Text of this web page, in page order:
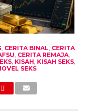
, CERITA BINAL, CERITA
, CERITA REMAJA,
, KISAH, KISAH SEKS,
SEKS